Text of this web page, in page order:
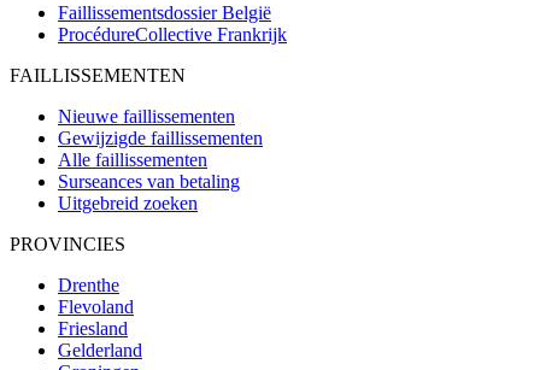
Faillissementsdossier België
ProcédureCollective Frankrijk
FAILLISSEMENTEN
Nieuwe faillissementen
Gewijzigde faillissementen
Alle faillissementen
Surseances van betaling
Uitgebreid zoeken
PROVINCIES
Drenthe
Flevoland
Friesland
Gelderland